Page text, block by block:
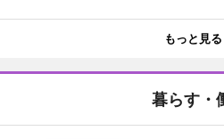
もっと見る
暮らす・